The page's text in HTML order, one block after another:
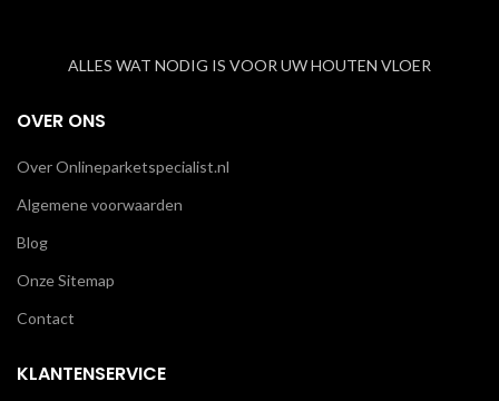
ALLES WAT NODIG IS VOOR UW HOUTEN VLOER
OVER ONS
Over Onlineparketspecialist.nl
Algemene voorwaarden
Blog
Onze Sitemap
Contact
KLANTENSERVICE